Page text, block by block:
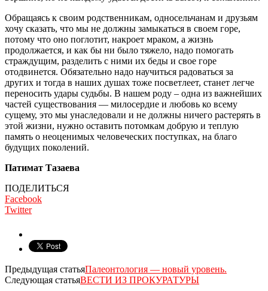
Обращаясь к своим родственникам, односельчанам и друзьям
хочу сказать, что мы не должны замыкаться в своем горе,
потому что оно поглотит, накроет мраком, а жизнь
продолжается, и как бы ни было тяжело, надо помогать
страждущим, разделить с ними их беды и свое горе
отодвинется. Обязательно надо научиться радоваться за
других и тогда в наших душах тоже посветлеет, станет легче
переносить удары судьбы. В нашем роду – одна из важнейших
частей существования — милосердие и любовь ко всему
сущему, это мы унаследовали и не должны ничего растерять в
этой жизни, нужно оставить потомкам добрую и теплую
память о неоценимых человеческих поступках, на благо
будущих поколений.
Патимат Тазаева
ПОДЕЛИТЬСЯ
Facebook
Twitter
Предыдущая статьяПалеонтология — новый уровень.
Следующая статьяВЕСТИ ИЗ ПРОКУРАТУРЫ